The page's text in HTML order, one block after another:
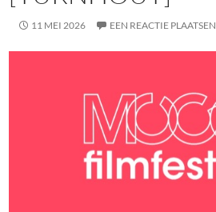
11 MEI 2026 EEN REACTIE PLAATSEN